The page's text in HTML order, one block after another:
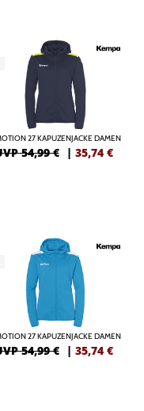
27 KAPUZENJACKE DAMEN
54,99 € | 35,74 €
27 KAPUZENJACKE DAMEN
54,99 € | 35,74 €